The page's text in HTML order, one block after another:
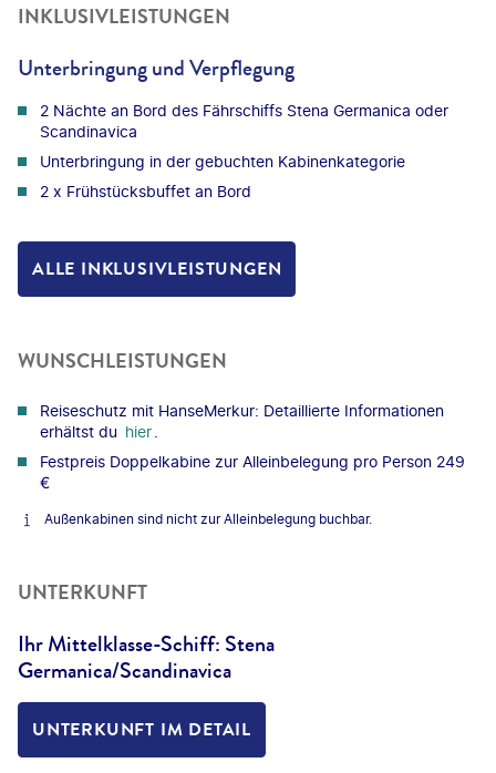
INKLUSIVLEISTUNGEN
Unterbringung und Verpflegung
2 Nächte an Bord des Fährschiffs Stena Germanica oder
Scandinavica
Unterbringung in der gebuchten Kabinenkategorie
2 x Frühstücksbuffet an Bord
ALLE INKLUSIVLEISTUNGEN
WUNSCHLEISTUNGEN
Reiseschutz mit HanseMerkur: Detaillierte Informationen
erhältst du hier
Festpreis Doppelkabine zur Alleinbelegung pro Person 249
€
Außenkabinen sind nicht zur Alleinbelegung buchbar.
UNTERKUNFT
Ihr Mittelklasse-Schiff: Stena
Germanica/Scandinavica
UNTERKUNFT IM DETAIL